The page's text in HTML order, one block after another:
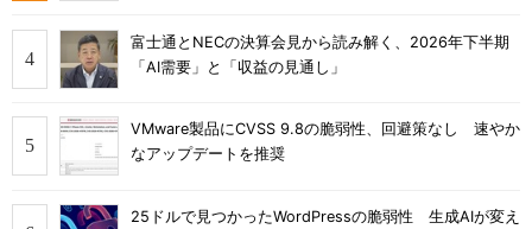
富士通とNECの決算会見から読み解く、2026年下半期
「AI需要」と「収益の見通し」
VMware製品にCVSS 9.8の脆弱性、回避策なし 速やか
なアップデートを推奨
25ドルで見つかったWordPressの脆弱性 生成AIが変え